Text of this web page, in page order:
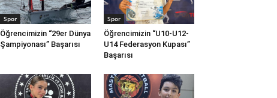
Spor
Öğrencimizin “29er Dünya
Şampiyonası” Başarısı
Spor
Öğrencimizin “U10-U12-
U14 Federasyon Kupası”
Başarısı